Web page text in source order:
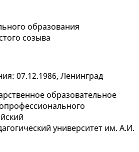
образования
созыва
07.12.1986, Ленинград
образовательное
университет им. А.И.